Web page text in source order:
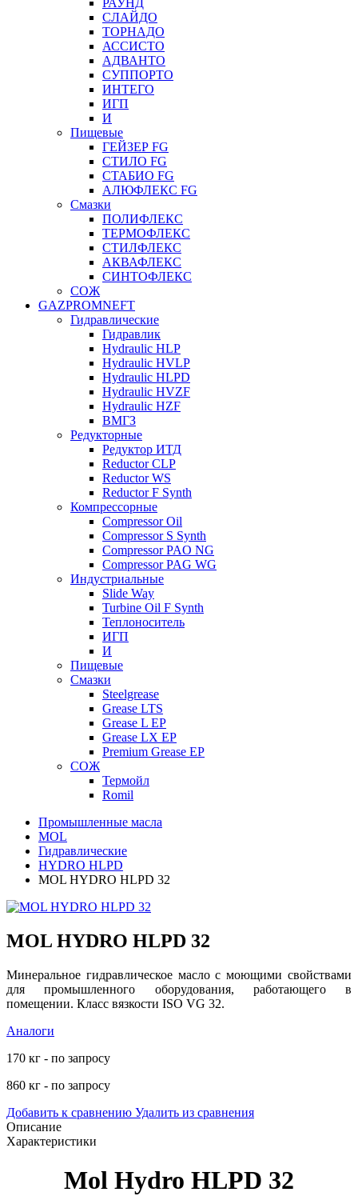
РАУНД
СЛАЙДО
ТОРНАДО
АССИСТО
АДВАНТО
СУППОРТО
ИНТЕГО
ИГП
И
Пищевые
ГЕЙЗЕР FG
СТИЛО FG
СТАБИО FG
АЛЮФЛЕКС FG
Смазки
ПОЛИФЛЕКС
ТЕРМОФЛЕКС
СТИЛФЛЕКС
АКВАФЛЕКС
СИНТОФЛЕКС
СОЖ
GAZPROMNEFT
Гидравлические
Гидравлик
Hydraulic HLP
Hydraulic HVLP
Hydraulic HLPD
Hydraulic HVZF
Hydraulic HZF
ВМГЗ
Редукторные
Редуктор ИТД
Reductor CLP
Reductor WS
Reductor F Synth
Компрессорные
Compressor Oil
Compressor S Synth
Compressor PAO NG
Compressor PAG WG
Индустриальные
Slide Way
Turbine Oil F Synth
Теплоноситель
ИГП
И
Пищевые
Смазки
Steelgrease
Grease LTS
Grease L EP
Grease LX EP
Premium Grease EP
СОЖ
Термойл
Romil
Промышленные масла
MOL
Гидравлические
HYDRO HLPD
MOL HYDRO HLPD 32
MOL HYDRO HLPD 32
Минеральное гидравлическое масло с моющими свойствами
для промышленного оборудования, работающего в
помещении. Класс вязкости ISO VG 32.
Аналоги
170 кг - по запросу
860 кг - по запросу
Добавить к сравнению Удалить из сравнения
Описание
Характеристики
Mol Hydro HLPD 32